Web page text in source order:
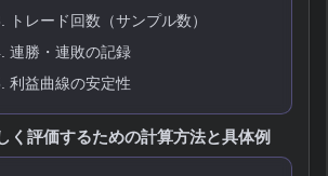
トレード回数（サンプル数）
連勝・連敗の記録
利益曲線の安定性
く評価するための計算方法と具体例